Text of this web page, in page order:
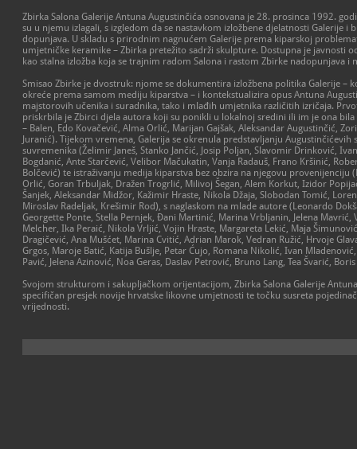
Zbirka Salona Galerije Antuna Augustinčića osnovana je 28. prosinca 1992.
su u njemu izlagali, s izgledom da se nastavkom izložbene djelatnosti Galerije
dopunjava. U skladu s prirodnim nagnućem Galerije prema kiparskoj
umjetničke keramike – Zbirka pretežito sadrži skulpture. Dostupna je javnosti
kao stalna izložba koja se trajnim radom Salona i rastom Zbirke nadopunjava i
Smisao Zbirke je dvostruk: njome se dokumentira izložbena politika Galerije –
okreće prema samom mediju kiparstva – i kontekstualizira opus Antuna
majstorovih učenika i suradnika, tako i mlađih umjetnika različitih izričaja.
priskrbila je Zbirci djela autora koji su ponikli u lokalnoj sredini ili im je ona bila
– Balen, Edo Kovačević, Alma Orlić, Marijan Gajšak, Aleksandar Augustinčić,
Juranić). Tijekom vremena, Galerija se okrenula predstavljanju
suvremenika (Želimir Janeš, Stanko Jančić, Josip Poljan, Slavomir Drinković,
Bogdanić, Ante Starčević, Velibor Mačukatin, Vanja Radauš, Frano Kršinić,
Bolčević) te istraživanju medija kiparstva bez obzira na njegovu provenijenciju
Orlić, Goran Trbuljak, Dražen Trogrlić, Milivoj Šegan, Alem Korkut, Izidor
Šanjek, Aleksandar Midžor, Kažimir Hraste, Nikola Džaja, Slobodan Tomić,
Miroslav Radeljak, Krešimir Rod), s naglaskom na mlade autore (Leonardo
Georgette Ponte, Stella Pernjek, Đani Martinić, Marina Vrbljanin, Jelena Mavrić,
Melcher, Ika Peraić, Nikola Vrljić, Vojin Hraste, Margareta Lekić, Maja
Dragičević, Ana Mušćet, Marina Cvitić, Adrian Marok, Vedran Ružić, Hrvoje
Grgos, Maroje Batić, Katija Bušlje, Petar Ćujo, Romana Nikolić, Ivan
Pavić, Jelena Azinović, Noa Geras, Daslav Petrović, Bruno Lang, Tea Švarić,
Svojom strukturom i sakupljačkom orijentacijom, Zbirka Salona Galerije
specifičan presjek novije hrvatske likovne umjetnosti te točku susreta
vrijednosti.